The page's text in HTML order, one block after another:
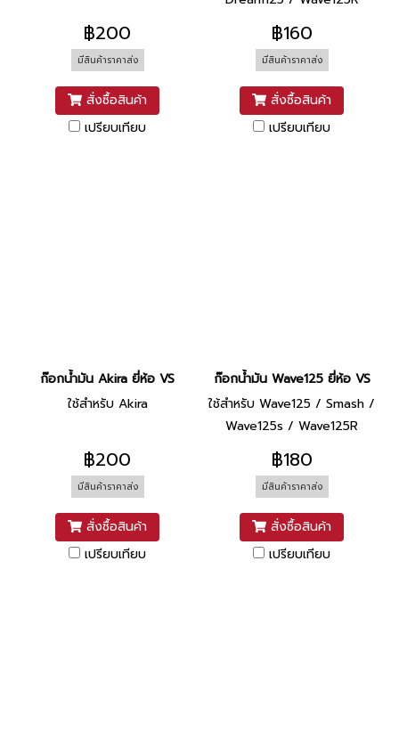
฿200
มีสินค้าราคาส่ง
สั่งซื้อสินค้า
เปรียบเทียบ
฿160
มีสินค้าราคาส่ง
สั่งซื้อสินค้า
เปรียบเทียบ
ก๊อกน้ำมัน Akira ยี่ห้อ VS
ใช้สำหรับ Akira
฿200
มีสินค้าราคาส่ง
สั่งซื้อสินค้า
เปรียบเทียบ
ก๊อกน้ำมัน Wave125 ยี่ห้อ VS
ใช้สำหรับ Wave125 / Smash /
Wave125s / Wave125R
฿180
มีสินค้าราคาส่ง
สั่งซื้อสินค้า
เปรียบเทียบ